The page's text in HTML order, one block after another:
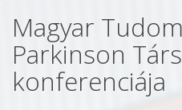
Magyar
Parkinson
konferenciája